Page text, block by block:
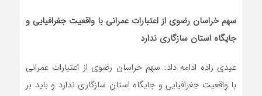
سهم خراسان رضوی از اعتبارات عمرانی با واقعیت جغرافیایی و
جایگاه استان سازگاری ندارد
عیدی‌ زاده ادامه داد: سهم خراسان رضوی از اعتبارات عمرانی
با واقعیت جغرافیایی و جایگاه استان سازگاری ندارد و باید بر